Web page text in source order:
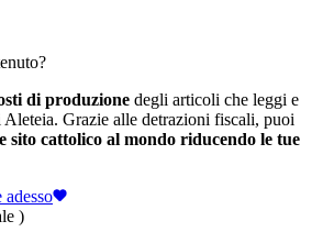
di produzione degli articoli che leggi e
Aleteia. Grazie alle detrazioni fiscali, puoi
sito cattolico al mondo riducendo le tue
)